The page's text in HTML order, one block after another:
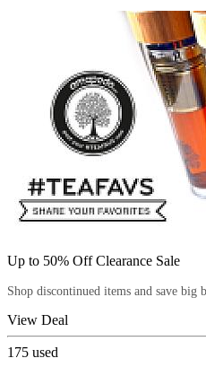
Up to 50% Off Clearance Sale
Shop discontinued items and save big
View Deal
175 used